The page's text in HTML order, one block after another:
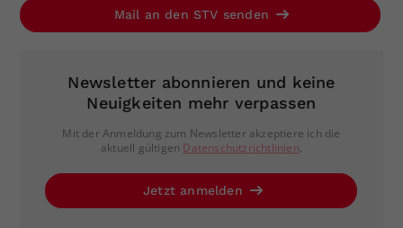
Mail an den STV senden
Newsletter abonnieren und keine
Neuigkeiten mehr verpassen
Mit der Anmeldung zum Newsletter akzeptiere ich die
aktuell gültigen Datenschutzrichtlinien.
Jetzt anmelden